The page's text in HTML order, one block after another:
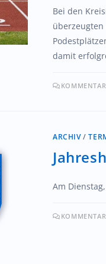
Bei den
damit
ARCHIV/
Am